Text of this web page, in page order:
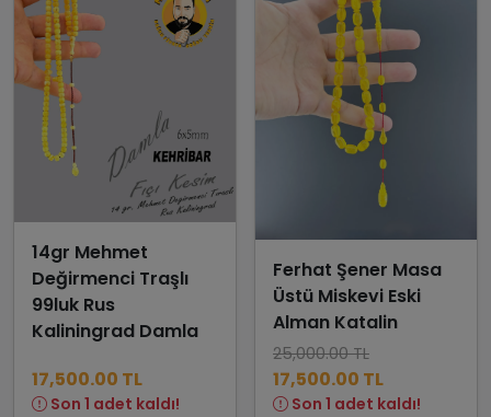
14gr Mehmet
Değirmenci Traşlı
99luk Rus
Kaliningrad Damla
17,500.00 TL
Son 1 adet kaldı!
Ferhat Şener Masa
Üstü Miskevi Eski
Alman Katalin
25,000.00 TL
17,500.00 TL
Son 1 adet kaldı!